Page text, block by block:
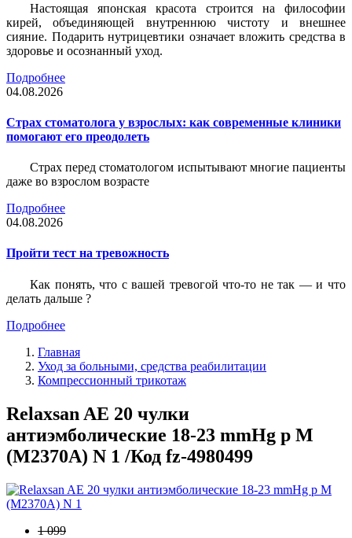
Настоящая японская красота строится на философии
кирей, объединяющей внутреннюю чистоту и внешнее
сияние. Подарить нутрицевтики означает вложить средства в
здоровье и осознанный уход.
Подробнее
04.08.2026
Страх стоматолога у взрослых: как современные клиники
помогают его преодолеть
Страх перед стоматологом испытывают многие пациенты
даже во взрослом возрасте
Подробнее
04.08.2026
Пройти тест на тревожность
Как понять, что с вашей тревогой что-то не так — и что
делать дальше ?
Подробнее
Главная
Уход за больными, средства реабилитации
Компрессионный трикотаж
Relaxsan AE 20 чулки
антиэмболические 18-23 mmHg р M
(M2370A) N 1 /Код fz-4980499
1 099